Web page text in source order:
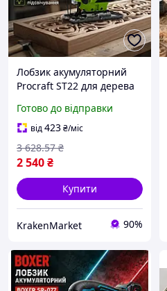
Лобзик акумуляторний
Procraft ST22 для дерева
безщітковим двигуном і
підсвічуванням 850 Вт,
для дачі
Готово до відправки
від423₴/міс
2 540₴
3 628.57 ₴
Купити
KrakenMarket 90%